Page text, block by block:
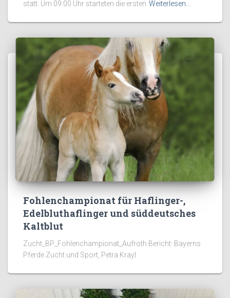
statt. Um 09:00 Uhr starteten die ersten Weiterlesen…
Fohlenchampionat für Haflinger-,
Edelbluthaflinger und süddeutsches
Kaltblut
Zucht_BP_Fohlenchampionat_Aufroth Bericht: Bayerns
Pferde Zucht und Sport, Petra Krayl